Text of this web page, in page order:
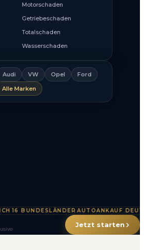
Motorschaden
Getriebeschaden
Totalschaden
Wasserschaden
Audi VW Opel
Ford
Alle Marken
BUNDESLÄNDER·AUTOANKAUF
Jetzt starten